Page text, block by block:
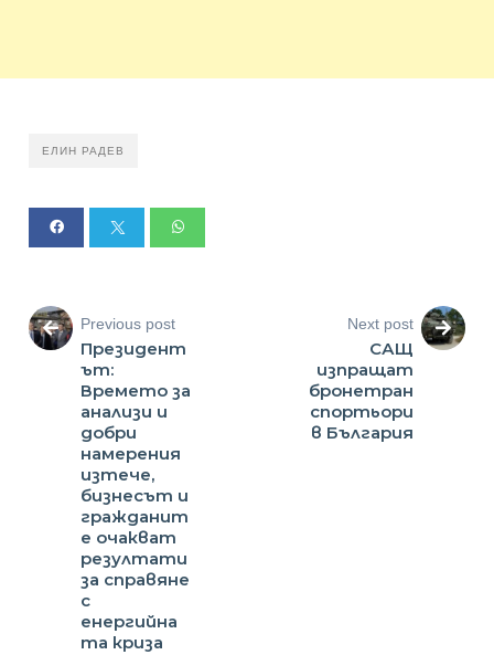
ЕЛИН РАДЕВ
Previous post
Президент
ът:
Времето за
анализи и
добри
намерения
изтече,
бизнесът и
гражданит
е очакват
резултати
за справяне
с
енергийна
та криза
Next post
САЩ
изпращат
бронетран
спортьори
в България